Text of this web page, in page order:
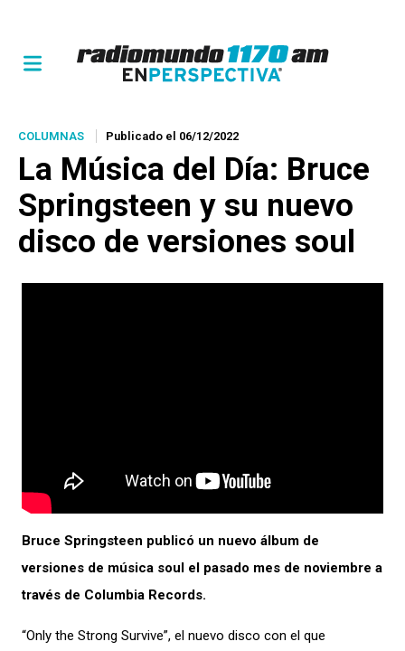
COLUMNAS Publicado el 06/12/2022
La Música del Día: Bruce
Springsteen y su nuevo
disco de versiones soul
Bruce Springsteen publicó un nuevo álbum de
versiones de música soul el pasado mes de noviembre a
través de Columbia Records.
“Only the Strong Survive”, el nuevo disco con el que